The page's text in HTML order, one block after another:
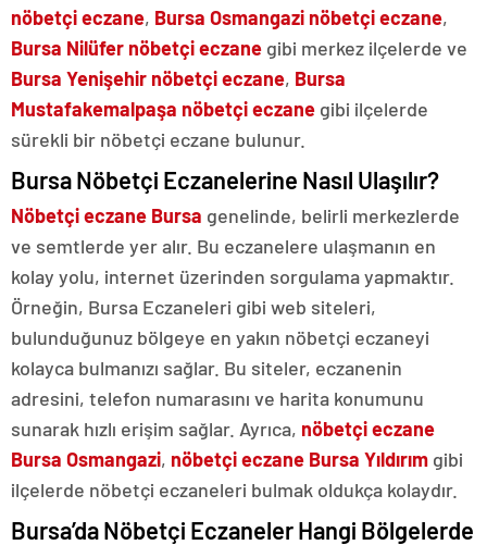
nöbetçi eczane, Bursa Osmangazi nöbetçi eczane,
Bursa Nilüfer nöbetçi eczane gibi merkez ilçelerde ve
Bursa Yenişehir nöbetçi eczane, Bursa
Mustafakemalpaşa nöbetçi eczane gibi ilçelerde
sürekli bir nöbetçi eczane bulunur.
Bursa Nöbetçi Eczanelerine Nasıl Ulaşılır?
Nöbetçi eczane Bursa genelinde, belirli merkezlerde
ve semtlerde yer alır. Bu eczanelere ulaşmanın en
kolay yolu, internet üzerinden sorgulama yapmaktır.
Örneğin, Bursa Eczaneleri gibi web siteleri,
bulunduğunuz bölgeye en yakın nöbetçi eczaneyi
kolayca bulmanızı sağlar. Bu siteler, eczanenin
adresini, telefon numarasını ve harita konumunu
sunarak hızlı erişim sağlar. Ayrıca, nöbetçi eczane
Bursa Osmangazi, nöbetçi eczane Bursa Yıldırım gibi
ilçelerde nöbetçi eczaneleri bulmak oldukça kolaydır.
Bursa’da Nöbetçi Eczaneler Hangi Bölgelerde